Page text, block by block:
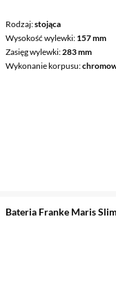
Rodzaj stojąca
Wysokość wylewki 157 mm
Zasięg wylewki 283 mm
Wykonanie korpusu
Bateria Franke Maris